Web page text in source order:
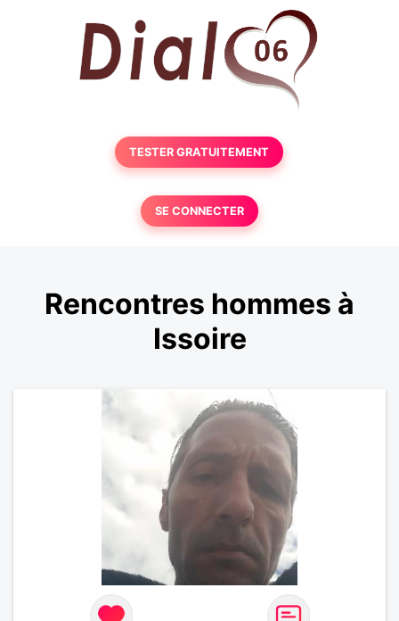
TESTER GRATUITEMENT
SE CONNECTER
Rencontres hommes à
Issoire